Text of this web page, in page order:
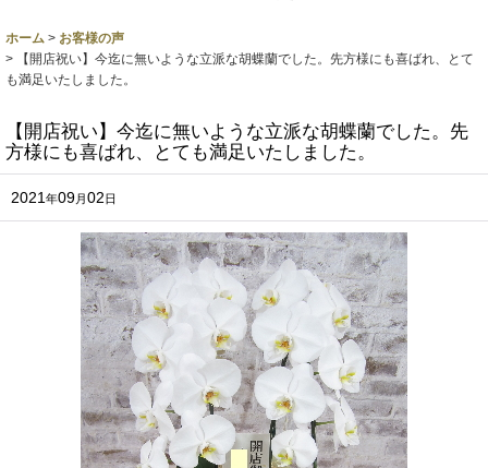
ホーム > お客様の声
>
【開店祝い】今迄に無いような立派な胡蝶蘭でした。先方様にも喜ばれ、とて
も満足いたしました。
【開店祝い】今迄に無いような立派な胡蝶蘭でした。先
方様にも喜ばれ、とても満足いたしました。
2021年09月 02 日